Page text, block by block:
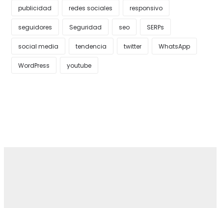
publicidad redes sociales responsivo
seguidores Seguridad seo SERPs
social media tendencia twitter WhatsApp
WordPress youtube